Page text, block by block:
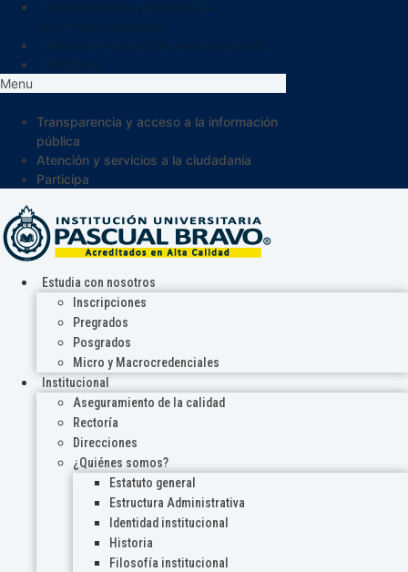
Menu
Transparencia y acceso a la información
pública
Atención y servicios a la ciudadanía
Participa
Estudia con nosotros
Inscripciones
Pregrados
Posgrados
Micro y Macrocredenciales
Institucional
Aseguramiento de la calidad
Rectoría
Direcciones
¿Quiénes somos?
Estatuto general
Estructura Administrativa
Identidad institucional
Historia
Filosofía institucional